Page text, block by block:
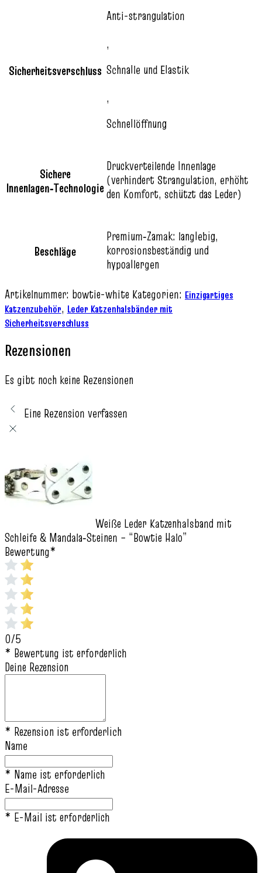
Sicherheitsverschluss
Anti-strangulation
,
Schnalle und Elastik
,
Schnellöffnung
Sichere
Innenlagen‑Technologie
Druckverteilende Innenlage
(verhindert Strangulation, erhöht
den Komfort, schützt das Leder)
Beschläge
Premium‑Zamak: langlebig,
korrosionsbeständig und
hypoallergen
Artikelnummer: bowtie-white Kategorien: Einzigartiges
Katzenzubehör, Leder Katzenhalsbänder mit
Sicherheitsverschluss
Rezensionen
Es gibt noch keine Rezensionen
Eine Rezension verfassen
Weiße Leder Katzenhalsband mit
Schleife & Mandala‑Steinen – “Bowtie Halo”
Bewertung*
0/5
* Bewertung ist erforderlich
Deine Rezension
* Rezension ist erforderlich
Name
* Name ist erforderlich
E-Mail-Adresse
* E-Mail ist erforderlich